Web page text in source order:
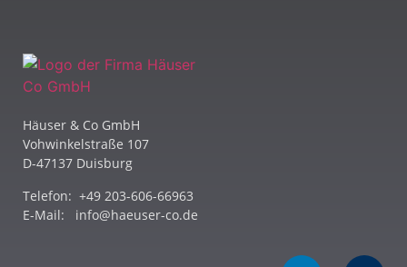
Häuser & Co GmbH
Vohwinkelstraße 107
D-47137 Duisburg
Telefon: +49 203-606-66963
E-Mail: info@haeuser-co.de